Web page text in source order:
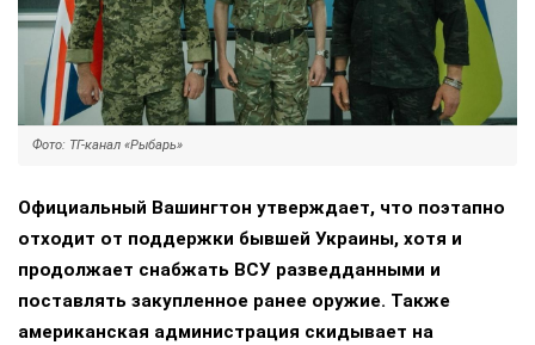
Фото: ТГ-канал «Рыбарь»
Официальный Вашингтон утверждает, что поэтапно
отходит от поддержки бывшей Украины, хотя и
продолжает снабжать ВСУ разведданными и
поставлять закупленное ранее оружие. Также
американская администрация скидывает на